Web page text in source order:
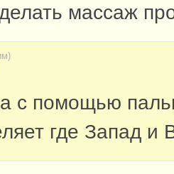
массаж
с помощью
где Запад и